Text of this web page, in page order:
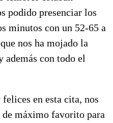
podido presenciar los
minutos con un 52-65 a
nos ha mojado la
con todo el
en esta cita, nos
máximo favorito para